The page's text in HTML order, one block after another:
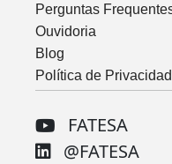
Perguntas
Ouvidoria
Blog
Política de
FATESA
@FATESA